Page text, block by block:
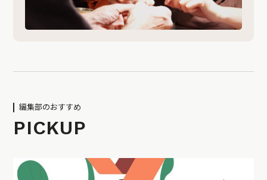
編集部のおすすめ
PICKUP